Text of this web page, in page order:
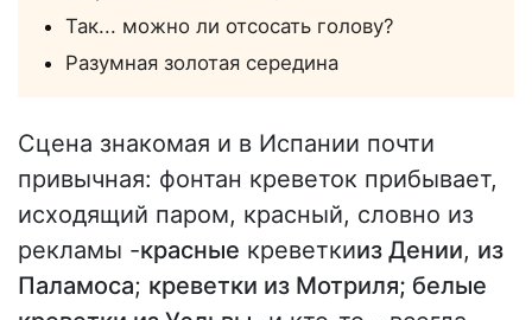
Так... можно ли отсосать голову?
Разумная золотая середина
Сцена знакомая и в Испании почти
привычная: фонтан креветок прибывает,
исходящий паром, красный, словно из
рекламы -красные креветкииз Дении, из
Паламоса; креветки из Мотриля; белые